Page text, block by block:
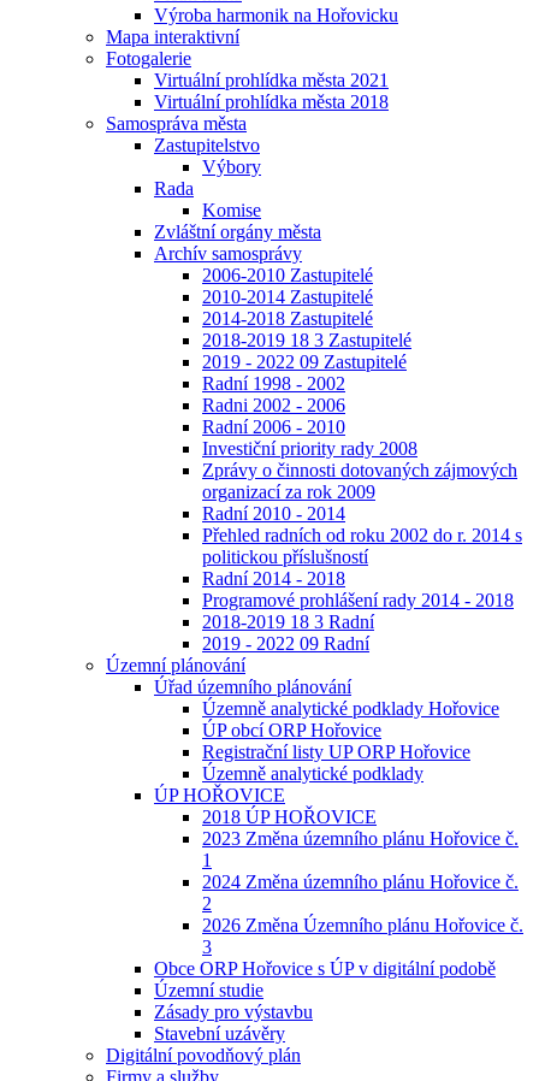
Výroba harmonik na Hořovicku
Mapa interaktivní
Fotogalerie
Virtuální prohlídka města 2021
Virtuální prohlídka města 2018
Samospráva města
Zastupitelstvo
Výbory
Rada
Komise
Zvláštní orgány města
Archív samosprávy
2006-2010 Zastupitelé
2010-2014 Zastupitelé
2014-2018 Zastupitelé
2018-2019 18 3 Zastupitelé
2019 - 2022 09 Zastupitelé
Radní 1998 - 2002
Radni 2002 - 2006
Radní 2006 - 2010
Investiční priority rady 2008
Zprávy o činnosti dotovaných zájmových
organizací za rok 2009
Radní 2010 - 2014
Přehled radních od roku 2002 do r. 2014 s
politickou příslušností
Radní 2014 - 2018
Programové prohlášení rady 2014 - 2018
2018-2019 18 3 Radní
2019 - 2022 09 Radní
Územní plánování
Úřad územního plánování
Územně analytické podklady Hořovice
ÚP obcí ORP Hořovice
Registrační listy UP ORP Hořovice
Územně analytické podklady
ÚP HOŘOVICE
2018 ÚP HOŘOVICE
2023 Změna územního plánu Hořovice č.
1
2024 Změna územního plánu Hořovice č.
2
2026 Změna Územního plánu Hořovice č.
3
Obce ORP Hořovice s ÚP v digitální podobě
Územní studie
Zásady pro výstavbu
Stavební uzávěry
Digitální povodňový plán
Firmy a služby